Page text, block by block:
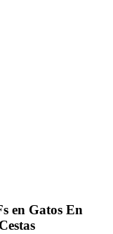
en Gatos En